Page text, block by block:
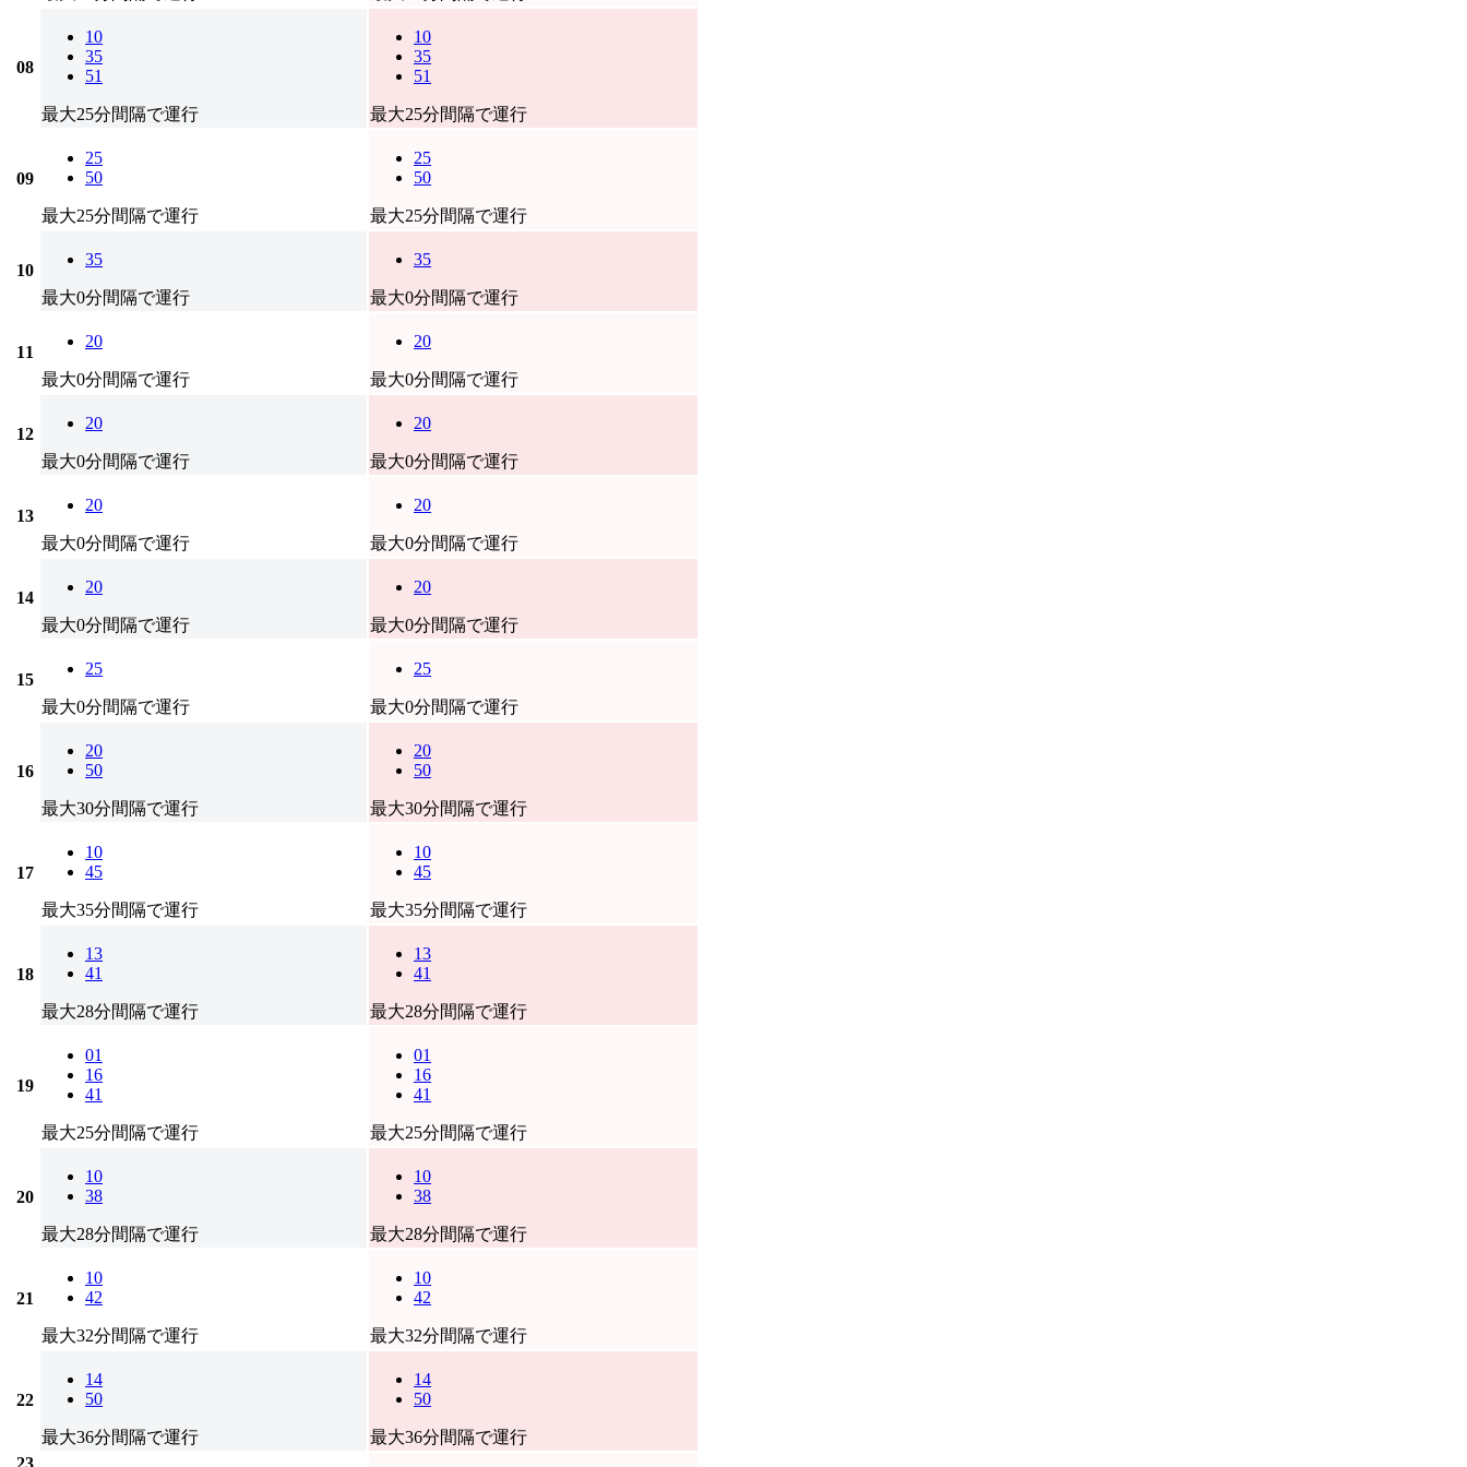
08
10
35
51
最大25分間隔で運行
10
35
51
最大25分間隔で運行
09
25
50
最大25分間隔で運行
25
50
最大25分間隔で運行
10
35
最大0分間隔で運行
35
最大0分間隔で運行
11
20
最大0分間隔で運行
20
最大0分間隔で運行
12
20
最大0分間隔で運行
20
最大0分間隔で運行
13
20
最大0分間隔で運行
20
最大0分間隔で運行
14
20
最大0分間隔で運行
20
最大0分間隔で運行
15
25
最大0分間隔で運行
25
最大0分間隔で運行
16
20
50
最大30分間隔で運行
20
50
最大30分間隔で運行
17
10
45
最大35分間隔で運行
10
45
最大35分間隔で運行
18
13
41
最大28分間隔で運行
13
41
最大28分間隔で運行
19
01
16
41
最大25分間隔で運行
01
16
41
最大25分間隔で運行
20
10
38
最大28分間隔で運行
10
38
最大28分間隔で運行
21
10
42
最大32分間隔で運行
10
42
最大32分間隔で運行
22
14
50
最大36分間隔で運行
14
50
最大36分間隔で運行
23